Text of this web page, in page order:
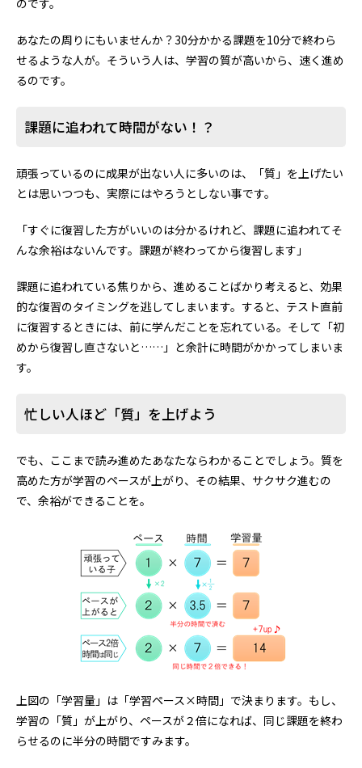
のです。
あなたの周りにもいませんか？30分かかる課題を10分で終わら
せるような人が。そういう人は、学習の質が高いから、速く進め
るのです。
課題に追われて時間がない！？
頑張っているのに成果が出ない人に多いのは、「質」を上げたい
とは思いつつも、実際にはやろうとしない事です。
「すぐに復習した方がいいのは分かるけれど、課題に追われてそ
んな余裕はないんです。課題が終わってから復習します」
課題に追われている焦りから、進めることばかり考えると、効果
的な復習のタイミングを逃してしまいます。すると、テスト直前
に復習するときには、前に学んだことを忘れている。そして「初
めから復習し直さないと……」と余計に時間がかかってしまいま
す。
忙しい人ほど「質」を上げよう
でも、ここまで読み進めたあなたならわかることでしょう。質を
高めた方が学習のペースが上がり、その結果、サクサク進むの
で、余裕ができることを。
上図の「学習量」は「学習ペース×時間」で決まります。もし、
学習の「質」が上がり、ペースが２倍になれば、同じ課題を終わ
らせるのに半分の時間ですみます。